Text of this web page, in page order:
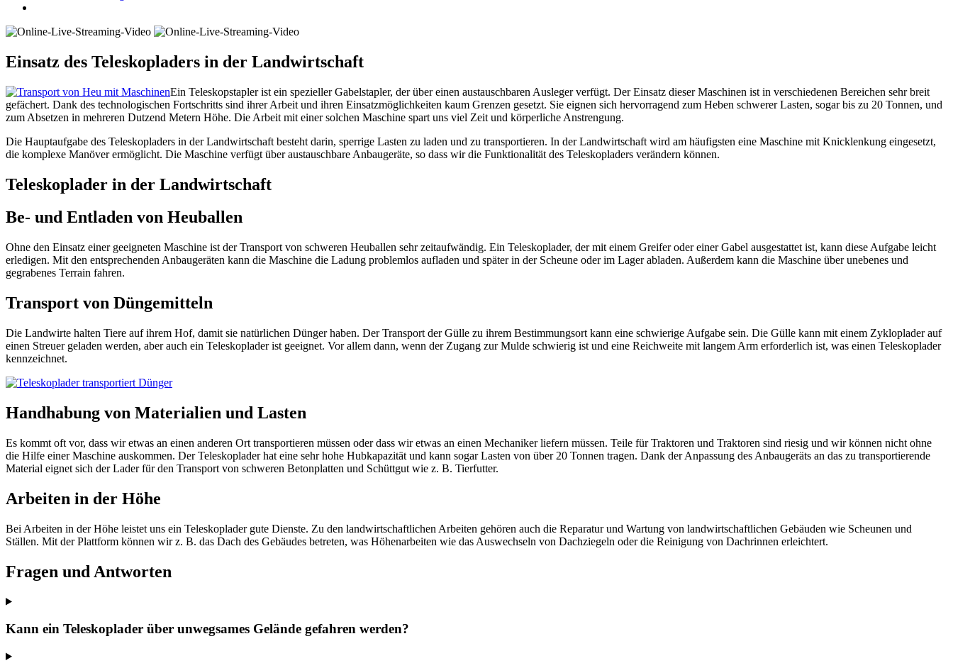
Einsatz des Teleskopladers in der Landwirtschaft
Ein Teleskopstapler ist ein spezieller Gabelstapler, der über einen austauschbaren Ausleger verfügt. Der Einsatz dieser Maschinen ist in verschiedenen Bereichen sehr breit
gefächert. Dank des technologischen Fortschritts sind ihrer Arbeit und ihren Einsatzmöglichkeiten kaum Grenzen gesetzt. Sie eignen sich hervorragend zum Heben schwerer Lasten, sogar bis zu 20 Tonnen, und
zum Absetzen in mehreren Dutzend Metern Höhe. Die Arbeit mit einer solchen Maschine spart uns viel Zeit und körperliche Anstrengung.
Die Hauptaufgabe des Teleskopladers in der Landwirtschaft besteht darin, sperrige Lasten zu laden und zu transportieren. In der Landwirtschaft wird am häufigsten eine Maschine mit Knicklenkung eingesetzt,
die komplexe Manöver ermöglicht. Die Maschine verfügt über austauschbare Anbaugeräte, so dass wir die Funktionalität des Teleskopladers verändern können.
Teleskoplader in der Landwirtschaft
Be- und Entladen von Heuballen
Ohne den Einsatz einer geeigneten Maschine ist der Transport von schweren Heuballen sehr zeitaufwändig. Ein Teleskoplader, der mit einem Greifer oder einer Gabel ausgestattet ist, kann diese Aufgabe leicht
erledigen. Mit den entsprechenden Anbaugeräten kann die Maschine die Ladung problemlos aufladen und später in der Scheune oder im Lager abladen. Außerdem kann die Maschine über unebenes und
gegrabenes Terrain fahren.
Transport von Düngemitteln
Die Landwirte halten Tiere auf ihrem Hof, damit sie natürlichen Dünger haben. Der Transport der Gülle zu ihrem Bestimmungsort kann eine schwierige Aufgabe sein. Die Gülle kann mit einem Zykloplader auf
einen Streuer geladen werden, aber auch ein Teleskoplader ist geeignet. Vor allem dann, wenn der Zugang zur Mulde schwierig ist und eine Reichweite mit langem Arm erforderlich ist, was einen Teleskoplader
kennzeichnet.
Handhabung von Materialien und Lasten
Es kommt oft vor, dass wir etwas an einen anderen Ort transportieren müssen oder dass wir etwas an einen Mechaniker liefern müssen. Teile für Traktoren und Traktoren sind riesig und wir können nicht ohne
die Hilfe einer Maschine auskommen. Der Teleskoplader hat eine sehr hohe Hubkapazität und kann sogar Lasten von über 20 Tonnen tragen. Dank der Anpassung des Anbaugeräts an das zu transportierende
Material eignet sich der Lader für den Transport von schweren Betonplatten und Schüttgut wie z. B. Tierfutter.
Arbeiten in der Höhe
Bei Arbeiten in der Höhe leistet uns ein Teleskoplader gute Dienste. Zu den landwirtschaftlichen Arbeiten gehören auch die Reparatur und Wartung von landwirtschaftlichen Gebäuden wie Scheunen und
Ställen. Mit der Plattform können wir z. B. das Dach des Gebäudes betreten, was Höhenarbeiten wie das Auswechseln von Dachziegeln oder die Reinigung von Dachrinnen erleichtert.
Fragen und Antworten
Kann ein Teleskoplader über unwegsames Gelände gefahren werden?